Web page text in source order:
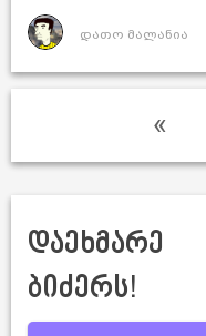
დათო მალანია
«
დაეხმარე
ბიძერს!